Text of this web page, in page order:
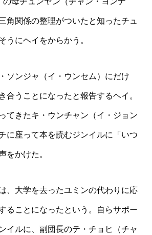
角関係の整理がついたと知ったチュ
うにヘイをからかう。
ソンジャ（イ・ウンセム）にだけ
合うことになったと報告するヘイ。
てきたキ・ウンチャン（イ・ジョン
に座って本を読むジンイルに「いつ
をかけた。
、大学を去ったユミンの代わりに応
ることになったという。自らサポー
イルに、副団長のテ・チョヒ（チャ